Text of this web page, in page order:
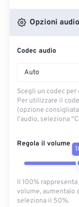
Opzioni audio
Codec audio
Auto
Scegli un codec
Per utilizzare il
(opzione
l'audio, seleziona
Regola il volume
Il 100%
volume, aumentalo
seleziona il 50%.